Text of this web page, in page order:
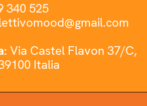
340 525
Via Castel Flavon 37/C,
Italia